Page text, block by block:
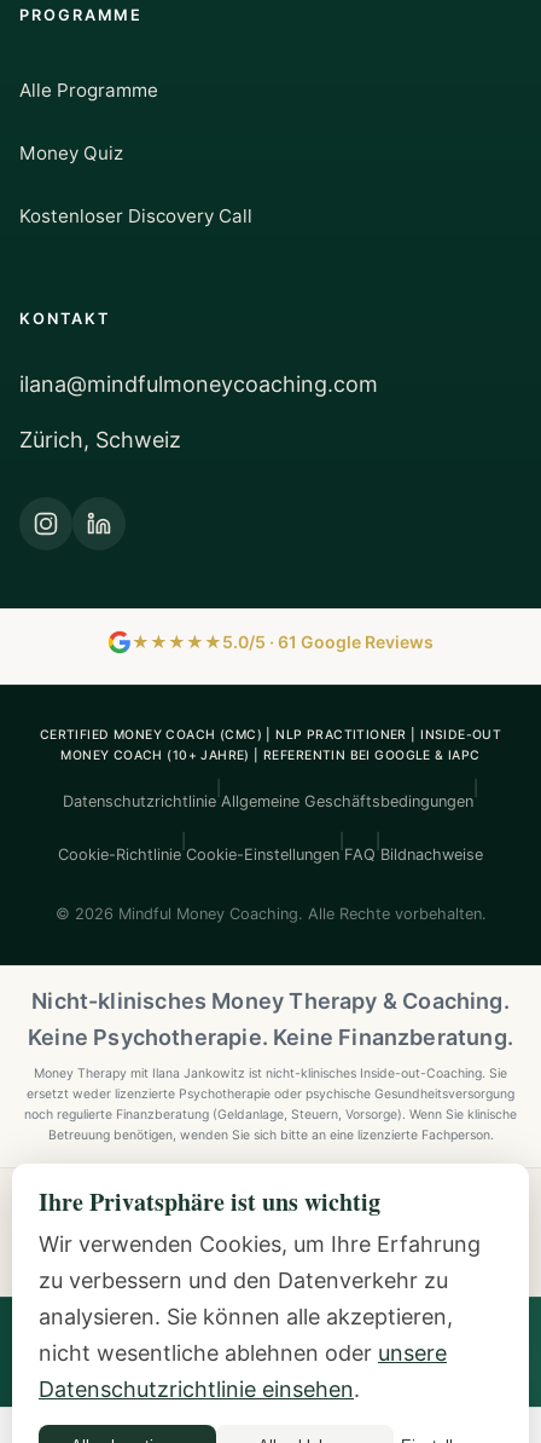
PROGRAMME
Alle Programme
Money Quiz
Kostenloser Discovery Call
KONTAKT
ilana@mindfulmoneycoaching.com
Zürich, Schweiz
★★★★★5.0/5 · 61 Google Reviews
CERTIFIED MONEY COACH (CMC) | NLP PRACTITIONER | INSIDE-OUT
MONEY COACH (10+ JAHRE) | REFERENTIN BEI GOOGLE & IAPC
Datenschutzrichtlinie Allgemeine Geschäftsbedingungen
Cookie-Richtlinie Cookie-Einstellungen FAQ Bildnachweise
© 2026 Mindful Money Coaching. Alle Rechte vorbehalten.
Nicht-klinisches Money Therapy & Coaching.
Keine Psychotherapie. Keine Finanzberatung.
Money Therapy mit Ilana Jankowitz ist nicht-klinisches Inside-out-Coaching. Sie
ersetzt weder lizenzierte Psychotherapie oder psychische Gesundheitsversorgung
noch regulierte Finanzberatung (Geldanlage, Steuern, Vorsorge). Wenn Sie klinische
Betreuung benötigen, wenden Sie sich bitte an eine lizenzierte Fachperson.
Explore Mindful Money Coaching
Programmes, archetypes, the Inside-Out Method, and
resources.
Ilana Jankowitz · Certified Money Coach (CMC) · NLP
Practitioner · Inside-Out Money Coach (10+ Years) ·
Featured Speaker at Google & IAPC
Ihre Privatsphäre ist uns wichtig
Wir verwenden Cookies, um Ihre Erfahrung
zu verbessern und den Datenverkehr zu
analysieren. Sie können alle akzeptieren,
nicht wesentliche ablehnen oder unsere
Datenschutzrichtlinie einsehen.